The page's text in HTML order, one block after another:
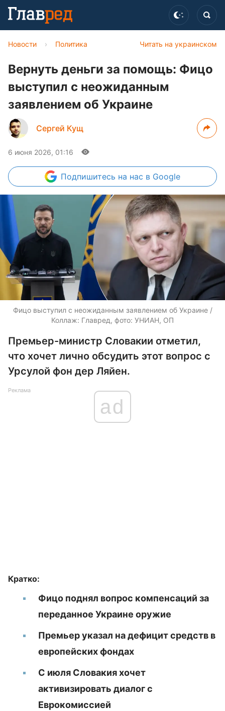
Читать на украинском
Новости › Политика
Вернуть деньги за помощь: Фицо
выступил с неожиданным
заявлением об Украине
Сергей Кущ
6 июня 2026, 01:16
Подпишитесь на нас в Google
Фицо выступил с неожиданным заявлением об Украине /
Коллаж: Главред, фото: УНИАН, ОП
Премьер-министр Словакии отметил,
что хочет лично обсудить этот вопрос с
Урсулой фон дер Ляйен.
Реклама
ad
Кратко:
Фицо поднял вопрос компенсаций за
переданное Украине оружие
Премьер указал на дефицит средств в
европейских фондах
С июля Словакия хочет
активизировать диалог с
Еврокомиссией